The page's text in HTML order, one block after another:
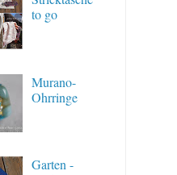
to go
Murano-
Ohrringe
Garten -